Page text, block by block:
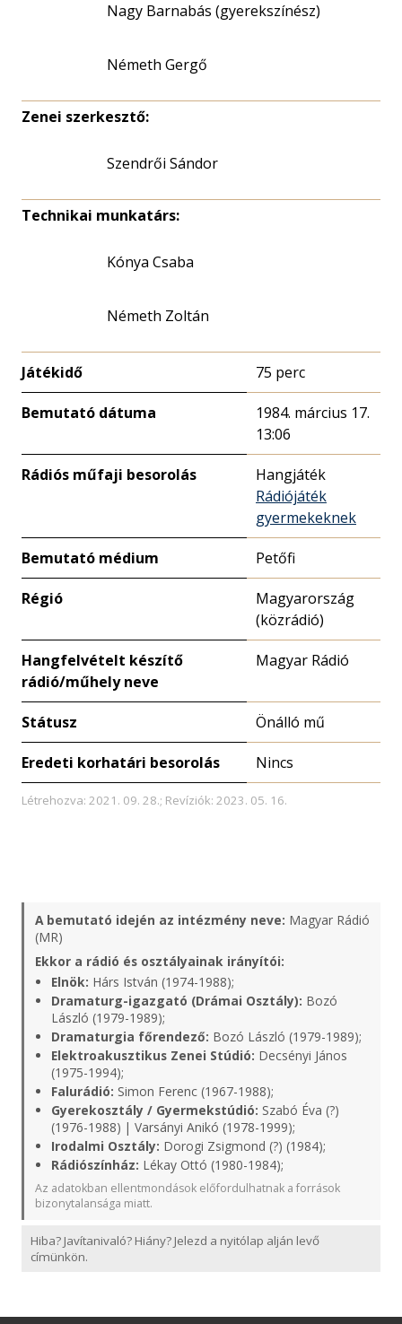
Nagy Barnabás (gyerekszínész)
Németh Gergő
Zenei szerkesztő:
Szendrői Sándor
Technikai munkatárs:
Kónya Csaba
Németh Zoltán
Játékidő 75 perc
Bemutató dátuma
1984. március 17.
13:06
Rádiós műfaji besorolás
Hangjáték
Rádiójáték
gyermekeknek
Bemutató médium Petőfi
Régió
Magyarország
(közrádió)
Hangfelvételt készítő
rádió/műhely neve
Magyar Rádió
Státusz Önálló mű
Eredeti korhatári besorolás Nincs
Létrehozva: 2021. 09. 28.; Revíziók: 2023. 05. 16.
A bemutató idején az intézmény neve: Magyar Rádió
(MR)
Ekkor a rádió és osztályainak irányítói:
Elnök: Hárs István (1974-1988);
Dramaturg-igazgató (Drámai Osztály): Bozó
László (1979-1989);
Dramaturgia főrendező: Bozó László (1979-1989);
Elektroakusztikus Zenei Stúdió: Decsényi János
(1975-1994);
Falurádió: Simon Ferenc (1967-1988);
Gyerekosztály / Gyermekstúdió: Szabó Éva (?)
(1976-1988) | Varsányi Anikó (1978-1999);
Irodalmi Osztály: Dorogi Zsigmond (?) (1984);
Rádiószínház: Lékay Ottó (1980-1984);
Az adatokban ellentmondások előfordulhatnak a források
bizonytalansága miatt.
Hiba? Javítanivaló? Hiány? Jelezd a nyitólap alján levő
címünkön.